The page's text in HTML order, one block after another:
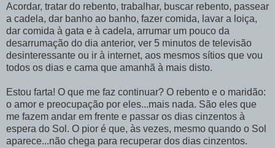
Acordar, tratar do rebento, trabalhar, buscar rebento, passear
a cadela, dar banho ao banho, fazer comida, lavar a loiça,
dar comida à gata e à cadela, arrumar um pouco da
desarrumação do dia anterior, ver 5 minutos de televisão
desinteressante ou ir à internet, aos mesmos sítios que vou
todos os dias e cama que amanhã à mais disto.
Estou farta! O que me faz continuar? O rebento e o maridão:
o amor e preocupação por eles...mais nada. São eles que
me fazem andar em frente e passar os dias cinzentos à
espera do Sol. O pior é que, às vezes, mesmo quando o Sol
aparece...não chega para recuperar dos dias cinzentos.